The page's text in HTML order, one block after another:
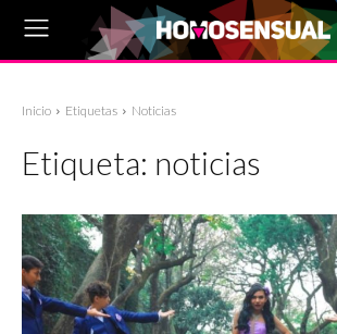
Inicio Etiquetas Noticias
Etiqueta: noticias